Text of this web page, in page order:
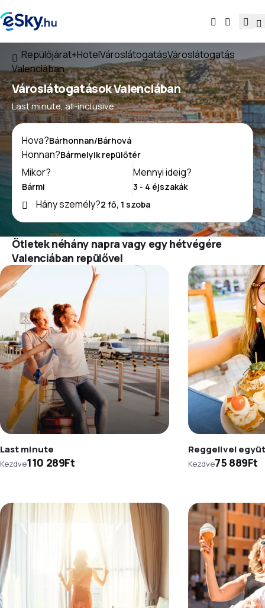
Repülőjárat+HotelVároslátogatásVároslátogatás
Valenciában
Városlátogatások Valenciában
Last minute, all-inclusive
Hova?
Honnan?
Mikor?
Mennyi ideig?
Hány személy?
Ötletek néhány napra vagy egy hétvégére
Valenciában repülővel
Last minute
Kezdve110 289Ft
Reggelivel
Kezdve75 889Ft